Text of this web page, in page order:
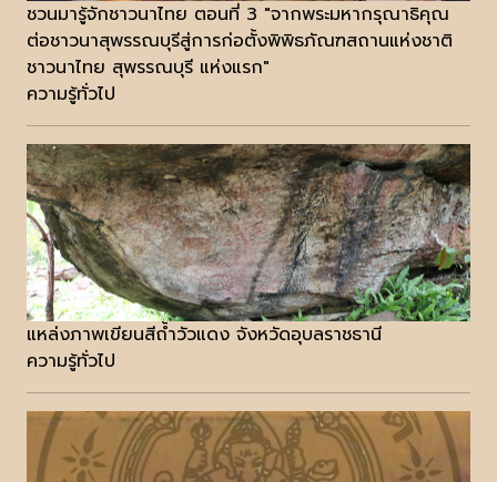
ชวนมารู้จักชาวนาไทย ตอนที่ 3 "จากพระมหากรุณาธิคุณ
ต่อชาวนาสุพรรณบุรีสู่การก่อตั้งพิพิธภัณฑสถานแห่งชาติ
ชาวนาไทย สุพรรณบุรี แห่งแรก"
ความรู้ทั่วไป
แหล่งภาพเขียนสีถ้ำวัวแดง จังหวัดอุบลราชธานี
ความรู้ทั่วไป